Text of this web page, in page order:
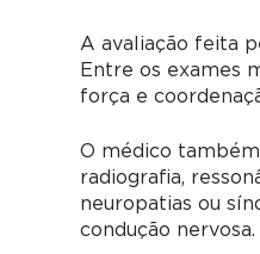
A avaliação feita
Entre os exames
força e
O médico
radiografia,
neuropatias ou
condução nervosa.